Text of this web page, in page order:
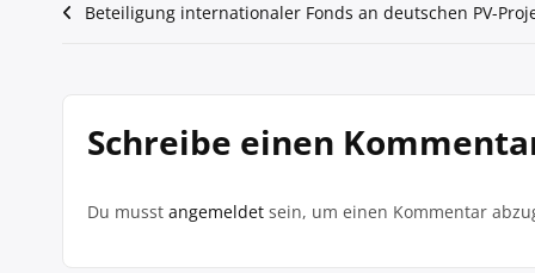
Beitragsnavigation
Beteiligung internationaler Fonds an deutschen PV-
Schreibe einen
Du musst angemeldet sein, um einen Kommentar